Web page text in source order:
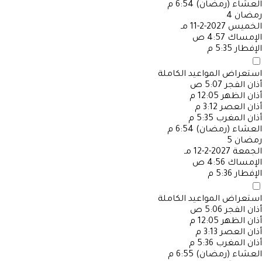
العشاء (رمضان) 6:54 م
رمضان 4
الخميس 2027-2-11 مـ
الإمساك 4:57 ص
الإفطار 5:35 م
استعراض المواعيد الكاملة
أذان الفجر 5:07 ص
أذان الظهر 12:05 م
أذان العصر 3:12 م
أذان المغرب 5:35 م
العشاء (رمضان) 6:54 م
رمضان 5
الجمعة 2027-2-12 مـ
الإمساك 4:56 ص
الإفطار 5:36 م
استعراض المواعيد الكاملة
أذان الفجر 5:06 ص
أذان الظهر 12:05 م
أذان العصر 3:13 م
أذان المغرب 5:36 م
العشاء (رمضان) 6:55 م